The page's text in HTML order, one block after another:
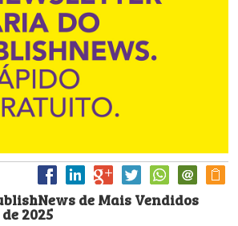
de Mais Vendidos
2025